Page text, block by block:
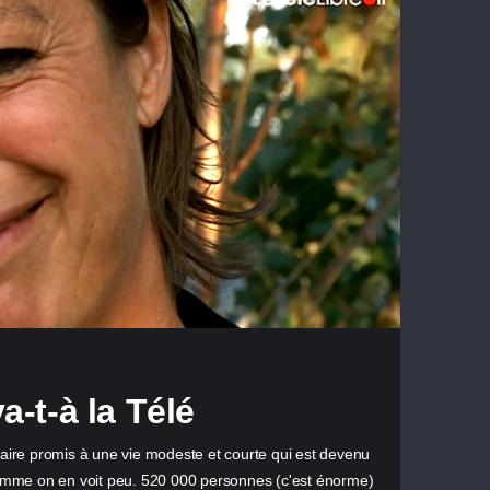
t-à la Télé
promis à une vie modeste et courte qui est devenu
on en voit peu. 520 000 personnes (c'est énorme)